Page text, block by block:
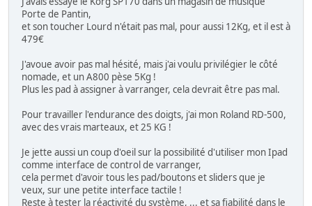
Porte de Pantin,
et son toucher Lourd n'était pas mal, pour aussi 12Kg, et il est à
479€
J'avoue avoir pas mal hésité, mais j'ai voulu privilégier le côté
nomade, et un A800 pèse 5Kg !
Plus les pad à assigner à varranger, cela devrait être pas mal.
Pour travailler l'endurance des doigts, j'ai mon Roland RD-500,
avec des vrais marteaux, et 25 KG !
Je jette aussi un coup d'oeil sur la possibilité d'utiliser mon Ipad
comme interface de control de varranger,
cela permet d'avoir tous les pad/boutons et sliders que je
veux, sur une petite interface tactile !
Reste à tester la réactivité du système, ... et sa fiabilité dans le